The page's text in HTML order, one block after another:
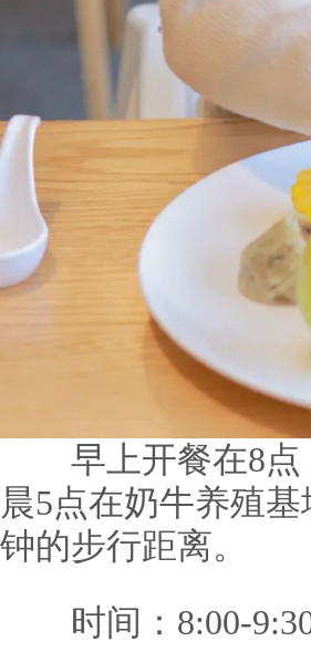
早上开餐在8点
晨5点在奶牛养殖
钟的步行距离。
时间：8:00-9:30